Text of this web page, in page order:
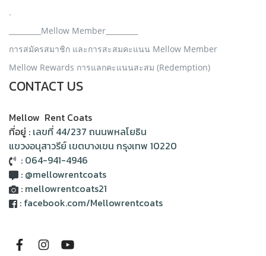
.
_________Mellow Member_________
การสมัครสมาชิก และการสะสมคะแนน Mellow Member
Mellow Rewards การแลกคะแนนสะสม (Redemption)
CONTACT US
Mellow Rent Coats
ที่อยู่ : เลขที่ 44/237 ถนนพหลโยธิน
แขวงอนุสาวรีย์ เขตบางเขน กรุงเทพ 10220
: 064-941-4946
: @mellowrentcoats
: mellowrentcoats21
: facebook.com/Mellowrentcoats